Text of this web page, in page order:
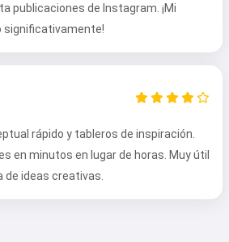
publicaciones de Instagram. ¡Mi
significativamente!
rápido y tableros de inspiración.
en minutos en lugar de horas. Muy útil
de ideas creativas.